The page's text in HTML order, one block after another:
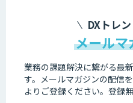
DXトレ
メールマ
業務の課題解決に繋がる最
す。 メールマガジンの配信
よりご登録ください。登録無